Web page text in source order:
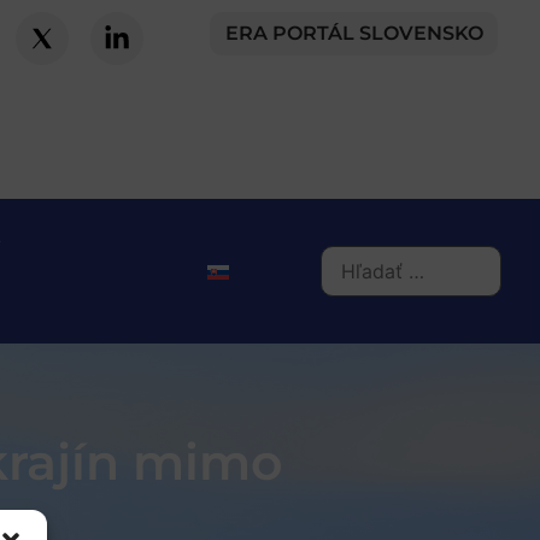
ERA PORTÁL SLOVENSKO
mimo